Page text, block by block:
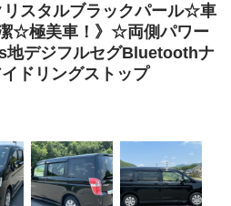
スタルブラックパール☆車
☆極美車！》☆両側パワー
デジフルセグBluetoothナ
ドリングストップ